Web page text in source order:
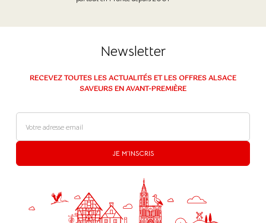
Newsletter
RECEVEZ TOUTES LES ACTUALITÉS ET LES OFFRES ALSACE
SAVEURS EN AVANT-PREMIÈRE
JE M'INSCRIS